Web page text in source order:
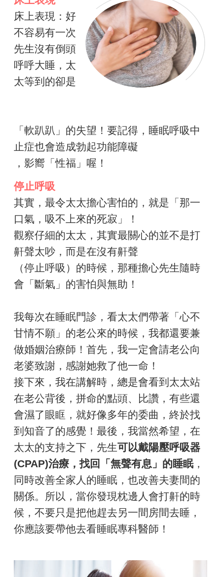
床上表現：好
不容易有一次
先生沒有倒頭
呼呼大睡，太
太等到的卻是
「軟趴趴」的失望！要記得，睡眠呼吸中
止症也會造成勃起功能障礙
，影嚮「性福」喔！
停止呼吸
其實，最令太太擔心害怕的，就是「那一
口氣，吸不上來的死寂」！
觀察仔細的太太，其實最關心的並不是打
鼾聲太吵，而是在沒有鼾聲
（停止呼吸）的時候，那種擔心先生隨時
會「斷氣」的害怕與無助！
我每次在睡眠門診，看太太們帶著「心不
甘情不願」的老公來的時候，我都還要兼
做婚姻治療師！首先，我一定會請老公向
老婆致謝，感謝她救了他一命！
接下來，我在講解時，總是會看到太太站
在老公背後，拼命的點頭、比讚，有些還
會濕了眼眶，就好像多年的委曲，終於找
到知音了的感覺！最後，我當然希望，在
太太的支持之下，先生可以戴陽壓呼吸器
(CPAP)治療，找回「無聲有息」的睡眠，
同時改善全家人的睡眠，也改善夫妻間的
關係。所以，當你發現枕邊人會打鼾的時
候，不要只是把他趕去另一間房間去睡，
你應該要帶他去看睡眠專科醫師！